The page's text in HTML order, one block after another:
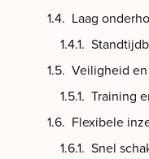
Laag
Veiligheid
Training
Flexibele
Snel